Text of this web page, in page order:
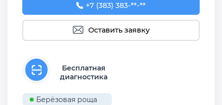
+7 (383) 383-65-03
+7 (383) 383-**-**
Оставить заявку
Бесплатная
диагностика
Берёзовая роща